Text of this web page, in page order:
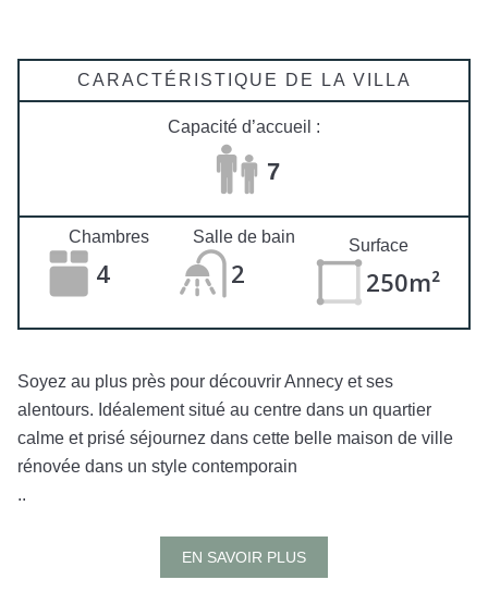
CARACTÉRISTIQUE DE LA VILLA
Capacité d’accueil :
7
Chambres
4
Salle de bain
2
Surface
250m²
Soyez au plus près pour découvrir Annecy et ses
alentours. Idéalement situé au centre dans un quartier
calme et prisé séjournez dans cette belle maison de ville
rénovée dans un style contemporain
..
EN SAVOIR PLUS